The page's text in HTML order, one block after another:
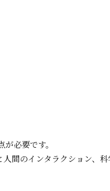
必要です。
間のインタラクション、